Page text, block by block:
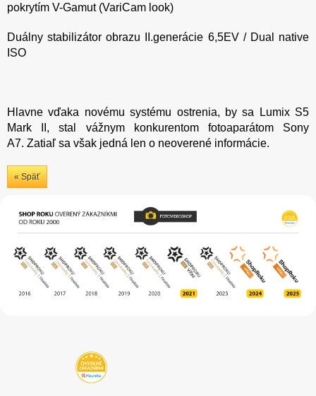
pokrytím V-Gamut (VariCam look)
Duálny stabilizátor obrazu II.generácie 6,5EV / Dual native
ISO
Hlavne vďaka novému systému ostrenia, by sa Lumix S5
Mark II, stal vážnym konkurentom fotoaparátom Sony
A7. Zatiaľ sa však jedná len o neoverené informácie.
« Späť